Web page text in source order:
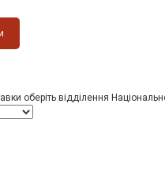
оберіть відділення